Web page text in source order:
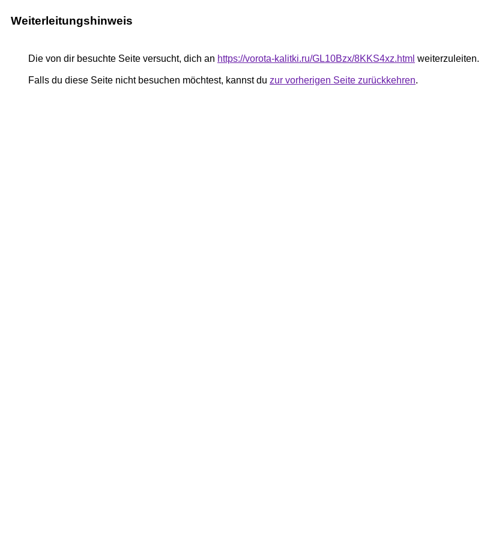
Weiterleitungshinweis
Die von dir besuchte Seite versucht, dich an https://vorota-kalitki.ru/GL10Bzx/8KKS4xz.html weiterzuleiten.
Falls du diese Seite nicht besuchen möchtest, kannst du zur vorherigen Seite zurückkehren.